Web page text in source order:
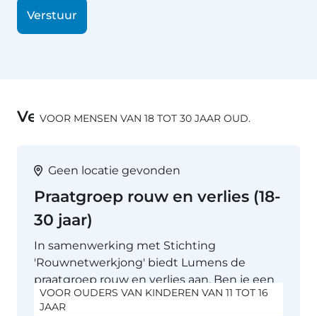
Verstuur
Vergelijkbare trainingen
VOOR MENSEN VAN 18 TOT 30 JAAR OUD.
Geen locatie gevonden
Praatgroep rouw en verlies (18-
30 jaar)
In samenwerking met Stichting
'Rouwnetwerkjong' biedt Lumens de
praatgroep rouw en verlies aan. Ben je een
dierbare verloren, of ga…
VOOR OUDERS VAN KINDEREN VAN 11 TOT 16
JAAR